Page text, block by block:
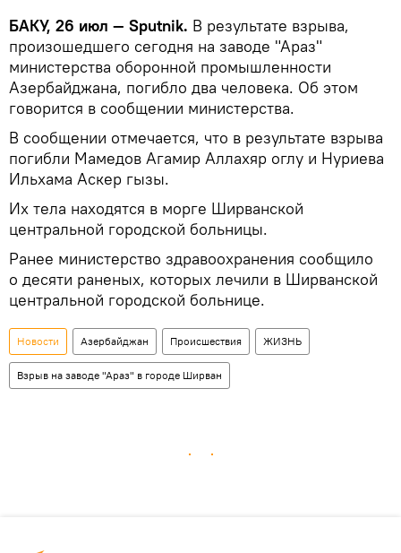
БАКУ, 26 июл — Sputnik. В результате взрыва,
произошедшего сегодня на заводе "Араз"
министерства оборонной промышленности
Азербайджана, погибло два человека. Об этом
говорится в сообщении министерства.
В сообщении отмечается, что в результате взрыва
погибли Мамедов Агамир Аллахяр оглу и Нуриева
Ильхама Аскер гызы.
Их тела находятся в морге Ширванской
центральной городской больницы.
Ранее министерство здравоохранения сообщило
о десяти раненых, которых лечили в Ширванской
центральной городской больнице.
Новости Азербайджан Происшествия ЖИЗНЬ
Взрыв на заводе "Араз" в городе Ширван